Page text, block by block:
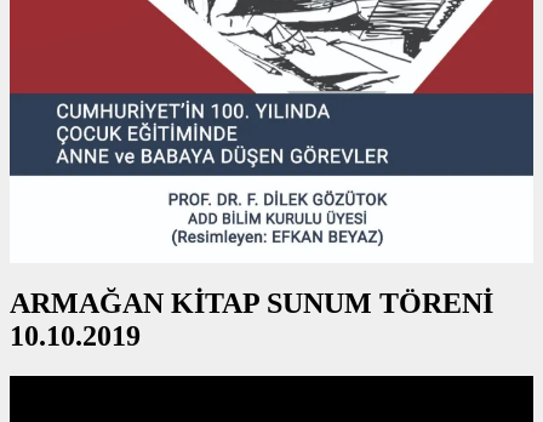
ARMAĞAN KİTAP SUNUM TÖRENİ
10.10.2019